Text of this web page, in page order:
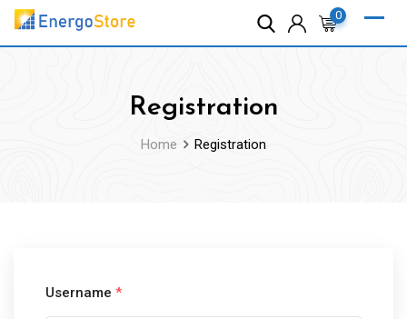
Skip
0
Registration
Home Registration
Username *